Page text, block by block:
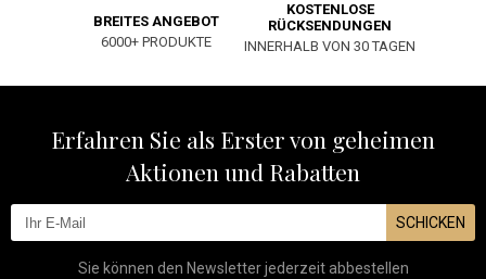
BREITES ANGEBOT
6000+ PRODUKTE
KOSTENLOSE
RÜCKSENDUNGEN
INNERHALB VON 30 TAGEN
Erfahren Sie als Erster von geheimen
Aktionen und Rabatten
SCHICKEN
Sie können den Newsletter jederzeit abbestellen